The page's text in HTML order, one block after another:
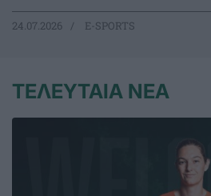
24.07.2026 E-SPORTS
ΤΕΛΕΥΤΑΙΑ ΝΕΑ